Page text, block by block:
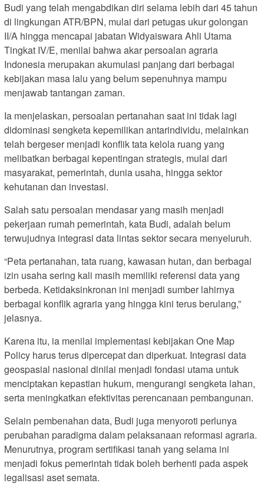
Budi yang telah mengabdikan diri selama lebih dari 45 tahun
di lingkungan ATR/BPN, mulai dari petugas ukur golongan
II/A hingga mencapai jabatan Widyaiswara Ahli Utama
Tingkat IV/E, menilai bahwa akar persoalan agraria
Indonesia merupakan akumulasi panjang dari berbagai
kebijakan masa lalu yang belum sepenuhnya mampu
menjawab tantangan zaman.
Ia menjelaskan, persoalan pertanahan saat ini tidak lagi
didominasi sengketa kepemilikan antarindividu, melainkan
telah bergeser menjadi konflik tata kelola ruang yang
melibatkan berbagai kepentingan strategis, mulai dari
masyarakat, pemerintah, dunia usaha, hingga sektor
kehutanan dan investasi.
Salah satu persoalan mendasar yang masih menjadi
pekerjaan rumah pemerintah, kata Budi, adalah belum
terwujudnya integrasi data lintas sektor secara menyeluruh.
“Peta pertanahan, tata ruang, kawasan hutan, dan berbagai
izin usaha sering kali masih memiliki referensi data yang
berbeda. Ketidaksinkronan ini menjadi sumber lahirnya
berbagai konflik agraria yang hingga kini terus berulang,”
jelasnya.
Karena itu, ia menilai implementasi kebijakan One Map
Policy harus terus dipercepat dan diperkuat. Integrasi data
geospasial nasional dinilai menjadi fondasi utama untuk
menciptakan kepastian hukum, mengurangi sengketa lahan,
serta meningkatkan efektivitas perencanaan pembangunan.
Selain pembenahan data, Budi juga menyoroti perlunya
perubahan paradigma dalam pelaksanaan reformasi agraria.
Menurutnya, program sertifikasi tanah yang selama ini
menjadi fokus pemerintah tidak boleh berhenti pada aspek
legalisasi aset semata.